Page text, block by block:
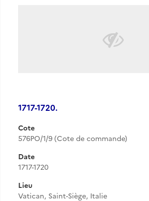
1717-1720.
Cote
576PO/1/9 (Cote de commande)
Date
1717-1720
Lieu
Vatican, Saint-Siège, Italie